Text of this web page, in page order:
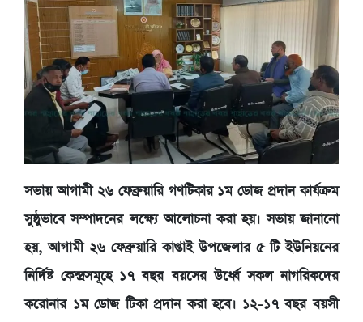
সভায় আগামী ২৬ ফেব্রুয়ারি গণটিকার ১ম ডোজ প্রদান কার্যক্রম
সুষ্ঠুভাবে সম্পাদনের লক্ষ্যে আলোচনা করা হয়। সভায় জানানো
হয়, আগামী ২৬ ফেব্রুয়ারি কাপ্তাই উপজেলার ৫ টি ইউনিয়নের
নির্দিষ্ট কেন্দ্রসমূহে ১৭ বছর বয়সের উর্ধ্বে সকল নাগরিকদের
করোনার ১ম ডোজ টিকা প্রদান করা হবে। ১২-১৭ বছর বয়সী